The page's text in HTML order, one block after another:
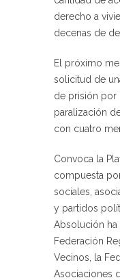
derecho a
decenas de
El próximo
solicitud de
de prisión por
paralización
con cuatro
Convoca la
compuesta
sociales,
y partidos
Absolución
Federación
Vecinos, la
Asociaciones